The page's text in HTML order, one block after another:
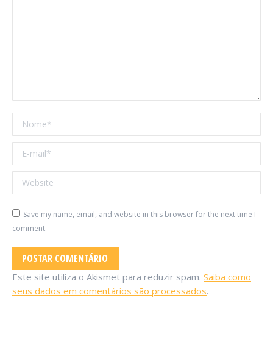
Nome *
E-mail *
Website
Save my name, email, and website in this browser for the next time I
comment.
POSTAR COMENTÁRIO
Este site utiliza o Akismet para reduzir spam. Saiba como
seus dados em comentários são processados.